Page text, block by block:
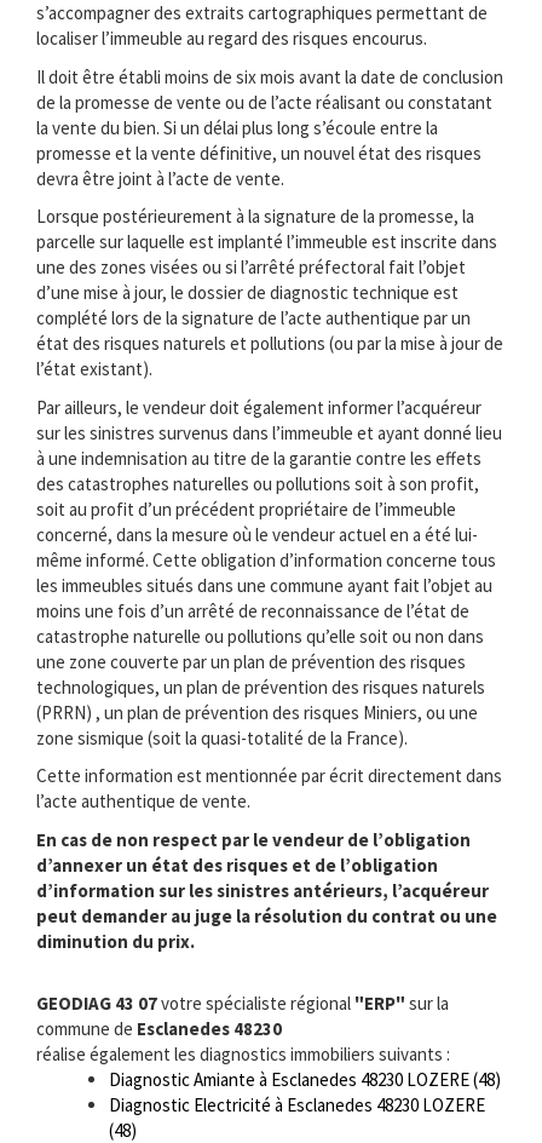
s’accompagner des extraits cartographiques permettant de
localiser l’immeuble au regard des risques encourus.
Il doit être établi moins de six mois avant la date de conclusion
de la promesse de vente ou de l’acte réalisant ou constatant
la vente du bien. Si un délai plus long s’écoule entre la
promesse et la vente définitive, un nouvel état des risques
devra être joint à l’acte de vente.
Lorsque postérieurement à la signature de la promesse, la
parcelle sur laquelle est implanté l’immeuble est inscrite dans
une des zones visées ou si l’arrêté préfectoral fait l’objet
d’une mise à jour, le dossier de diagnostic technique est
complété lors de la signature de l’acte authentique par un
état des risques naturels et pollutions (ou par la mise à jour de
l’état existant).
Par ailleurs, le vendeur doit également informer l’acquéreur
sur les sinistres survenus dans l’immeuble et ayant donné lieu
à une indemnisation au titre de la garantie contre les effets
des catastrophes naturelles ou pollutions soit à son profit,
soit au profit d’un précédent propriétaire de l’immeuble
concerné, dans la mesure où le vendeur actuel en a été lui-
même informé. Cette obligation d’information concerne tous
les immeubles situés dans une commune ayant fait l’objet au
moins une fois d’un arrêté de reconnaissance de l’état de
catastrophe naturelle ou pollutions qu’elle soit ou non dans
une zone couverte par un plan de prévention des risques
technologiques, un plan de prévention des risques naturels
(PRRN) , un plan de prévention des risques Miniers, ou une
zone sismique (soit la quasi-totalité de la France).
Cette information est mentionnée par écrit directement dans
l’acte authentique de vente.
En cas de non respect par le vendeur de l’obligation
d’annexer un état des risques et de l’obligation
d’information sur les sinistres antérieurs, l’acquéreur
peut demander au juge la résolution du contrat ou une
diminution du prix.
GEODIAG 43 07votre spécialiste régional "ERP" sur la
commune de Esclanedes 48230
réalise également les diagnostics immobiliers suivants :
Diagnostic Amiante à Esclanedes 48230 LOZERE (48)
Diagnostic Electricité à Esclanedes 48230 LOZERE
(48)